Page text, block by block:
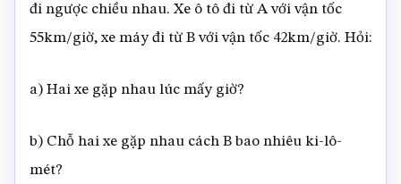
đi ngược chiều nhau. Xe ô tô đi từ A với vận tốc
55km/giờ, xe máy đi từ B với vận tốc 42km/giờ. Hỏi:
a) Hai xe gặp nhau lúc mấy giờ?
b) Chỗ hai xe gặp nhau cách B bao nhiêu ki-lô-
mét?